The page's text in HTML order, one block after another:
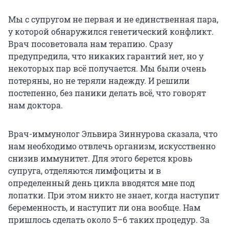
Мы с супругом не первая и не единственная пара,
у которой обнаружился генетический конфликт.
Врач посоветовала нам терапию. Сразу
предупредила, что никаких гарантий нет, но у
некоторых пар всё получается. Мы были очень
потеряны, но не теряли надежду. И решили
постепенно, без паники делать всё, что говорят
нам доктора.
Врач-иммунолог Эльвира Зиннурова сказала, что
нам необходимо отвлечь организм, искусственно
снизив иммунитет. Для этого берется кровь
супруга, отделяются лимфоциты и в
определенный день цикла вводятся мне под
лопатки. При этом никто не знает, когда наступит
беременность, и наступит ли она вообще. Нам
пришлось сделать около 5–6 таких процедур. За